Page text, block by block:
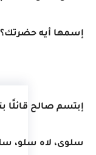
إسمها أيه
إبتسم صالح قائلًا
سلوى، لاه سلو،